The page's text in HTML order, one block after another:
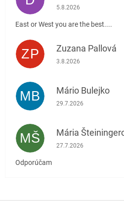
Hodnotenie obchodu
5.8.2026
East or West you are the best....
ZP Zuzana Pallová
Hodnotenie obchodu
3.8.2026
MB Mário Bulejko
Hodnotenie obchodu
29.7.2026
MŠ Mária
Hodnotenie obchodu
27.7.2026
Odporúčam